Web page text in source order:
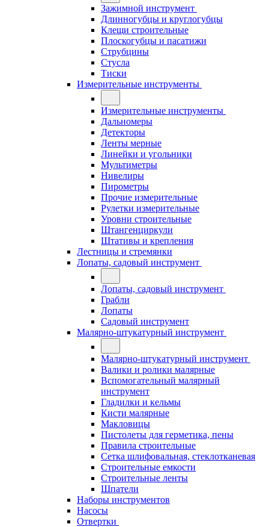
Зажимной инструмент
Длинногубцы и круглогубцы
Клещи строительные
Плоскогубцы и пасатижи
Струбцины
Стусла
Тиски
Измерительные инструменты
Измерительные инструменты
Дальномеры
Детекторы
Ленты мерные
Линейки и угольники
Мультиметры
Нивелиры
Пирометры
Прочие измерительные
Рулетки измерительные
Уровни строительные
Штангенциркули
Штативы и крепления
Лестницы и стремянки
Лопаты, садовый инструмент
Лопаты, садовый инструмент
Грабли
Лопаты
Садовый инструмент
Малярно-штукатурный инструмент
Малярно-штукатурный инструмент
Валики и ролики малярные
Вспомогательный малярный
инструмент
Гладилки и кельмы
Кисти малярные
Макловицы
Пистолеты для герметика, пены
Правила строительные
Сетка шлифовальная, стеклотканевая
Строительные емкости
Строительные ленты
Шпатели
Наборы инструментов
Насосы
Отвертки